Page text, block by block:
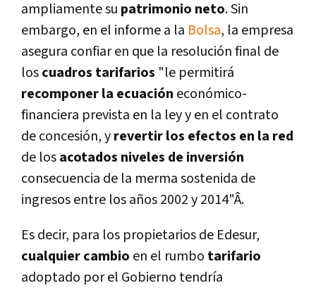
ampliamente su patrimonio neto. Sin
embargo, en el informe a la Bolsa, la empresa
asegura confiar en que la resolución final de
loscuadros tarifarios "le permitirá
recomponer la ecuación económico-
financiera prevista en la ley y en el contrato
de concesión, yrevertir los efectos en la red
de losacotados niveles de inversión
consecuencia de la merma sostenida de
ingresos entre los años 2002 y 2014"Â.
Es decir, para los propietarios de Edesur,
cualquiercambio en el rumbo tarifario
adoptado por el Gobierno tendrí­a